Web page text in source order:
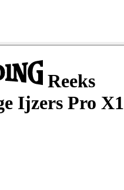
Reeks
Ijzers Pro X1